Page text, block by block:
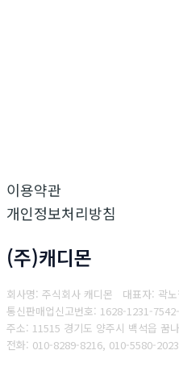
이용약관
개인정보처리방침
(주)캐디몬
회사명: 주식회사 캐디몬 대표자: 곽
통신판매업신고번호: 1628-1231-
주소: 11515 경기도 양주시 백석읍 꿈
전화: 010-8289-8216, 010-5580-2023